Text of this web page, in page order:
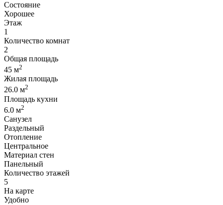
Состояние
Хорошее
Этаж
1
Количество комнат
2
Общая площадь
45 м2
Жилая площадь
26.0 м2
Площадь кухни
6.0 м2
Санузел
Раздельный
Отопление
Центральное
Материал стен
Панельный
Количество этажей
5
На карте
Удобно